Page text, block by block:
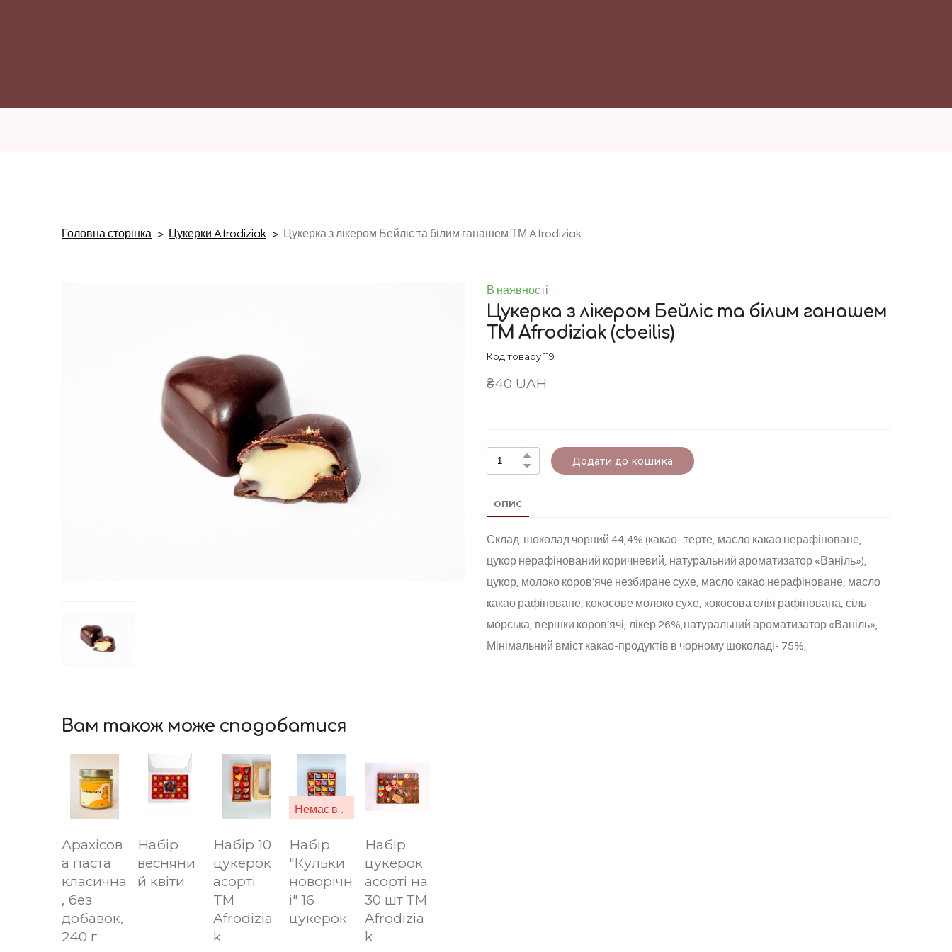
Головна сторінка Цукерки Afrodiziak Цукерка з лікером Бейліс та білим ганашем ТМ Afrodiziak
В наявності
Цукерка з лікером Бейліс та білим ганашем
ТМ Afrodiziak (cbeilis)
Код товару 119
₴40 UAH
Додати до кошика
ОПИС
Склад: шоколад чорний 44,4% (какао- терте, масло какао нерафіноване,
цукор нерафінований коричневий, натуральний ароматизатор «Ваніль»),
цукор, молоко коров’яче незбиране сухе, масло какао нерафіноване, масло
какао рафіноване, кокосове молоко сухе, кокосова олія рафінована, сіль
морська, вершки коров’ячі, лікер 26%,натуральний ароматизатор «Ваніль»,
Мінімальний вміст какао-продуктів в чорному шоколаді- 75%,
Вам також може сподобатися
Арахісов
а паста
класична
, без
добавок,
240 г
Набір
весняни
й квіти
Набір 10
цукерок
асорті
TM
Afrodizia
k
Немає в наявності
Набір
"Кульки
новорічн
і" 16
цукерок
Набір
цукерок
асорті на
30 шт ТМ
Afrodizia
k